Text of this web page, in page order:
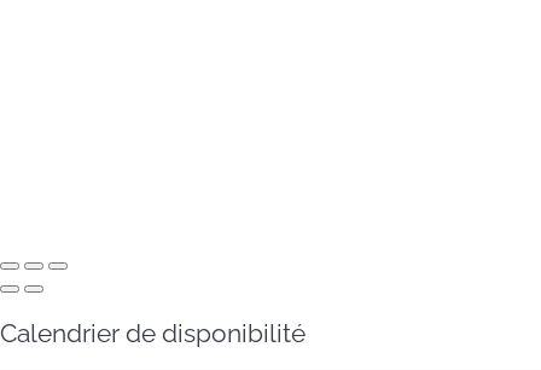
Calendrier de disponibilité